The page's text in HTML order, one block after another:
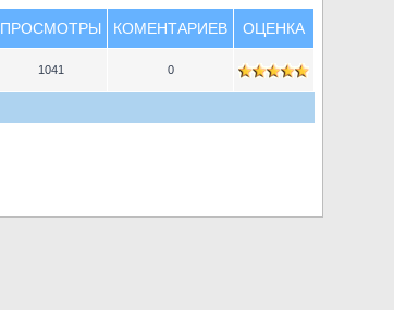
ПРОСМОТРЫ КОМЕНТАРИЕВ ОЦЕНКА
1041 0